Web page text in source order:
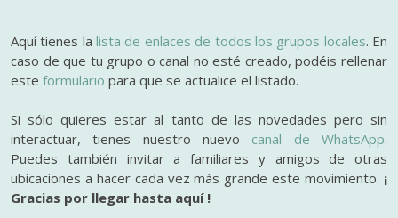
Aquí tienes lalista de enlaces de todos los grupos locales. En
caso de que tu grupo o canal no esté creado, podéis rellenar
este formulario para que se actualice el listado.
Si sólo quieres estar al tanto de las novedades pero sin
interactuar, tienes nuestro nuevo canal de WhatsApp.
Puedes también invitar a familiares y amigos de otras
ubicaciones a hacer cada vez más grande este movimiento. ¡
Gracias por llegar hasta aquí !